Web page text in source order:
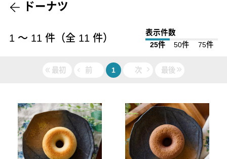
ドーナツ
1 〜 11 件（全 11 件）
表示件数
25件
50件 75件
最初 前 1 次 最後